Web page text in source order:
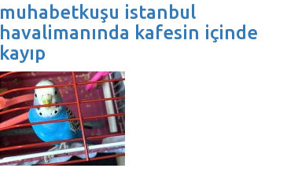
muhabetkuşu istanbul
havalimanında kafesin içinde
kayıp